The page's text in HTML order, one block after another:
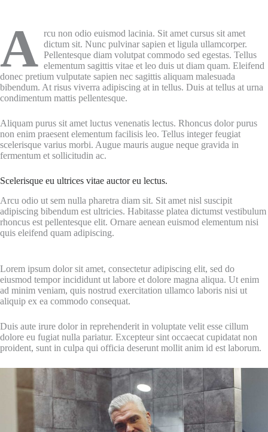
A rcu non odio euismod lacinia. Sit amet cursus sit amet
dictum sit. Nunc pulvinar sapien et ligula ullamcorper.
Pellentesque diam volutpat commodo sed egestas. Tellus
elementum sagittis vitae et leo duis ut diam quam. Eleifend
donec pretium vulputate sapien nec sagittis aliquam malesuada
bibendum. At risus viverra adipiscing at in tellus. Duis at tellus at urna
condimentum mattis pellentesque.
Aliquam purus sit amet luctus venenatis lectus. Rhoncus dolor purus
non enim praesent elementum facilisis leo. Tellus integer feugiat
scelerisque varius morbi. Augue mauris augue neque gravida in
fermentum et sollicitudin ac.
Scelerisque eu ultrices vitae auctor eu lectus.
Arcu odio ut sem nulla pharetra diam sit. Sit amet nisl suscipit
adipiscing bibendum est ultricies. Habitasse platea dictumst vestibulum
rhoncus est pellentesque elit. Ornare aenean euismod elementum nisi
quis eleifend quam adipiscing.
Lorem ipsum dolor sit amet, consectetur adipiscing elit, sed do
eiusmod tempor incididunt ut labore et dolore magna aliqua. Ut enim
ad minim veniam, quis nostrud exercitation ullamco laboris nisi ut
aliquip ex ea commodo consequat.
Duis aute irure dolor in reprehenderit in voluptate velit esse cillum
dolore eu fugiat nulla pariatur. Excepteur sint occaecat cupidatat non
proident, sunt in culpa qui officia deserunt mollit anim id est laborum.